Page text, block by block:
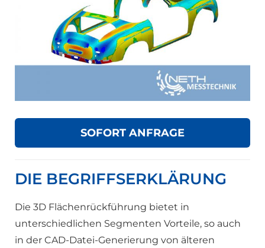
SOFORT ANFRAGE
DIE BEGRIFFSERKLÄRUNG
Die 3D Flächenrückführung bietet in
unterschiedlichen Segmenten Vorteile, so auch
in der CAD-Datei-Generierung von älteren